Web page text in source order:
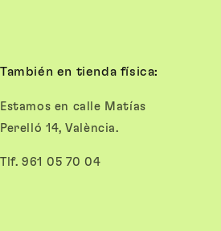
También en tienda física:
Estamos en calle Matías
Perelló 14, València.
Tlf. 961 05 70 04